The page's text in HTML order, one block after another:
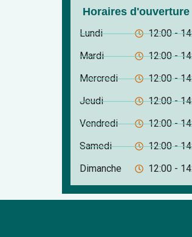
Horaires d'ouverture
Lundi
Mardi
Mercredi
Jeudi
Vendredi
Samedi
Dimanche
12:00 -
12:00 -
12:00 -
12:00 -
12:00 -
12:00 -
12:00 -